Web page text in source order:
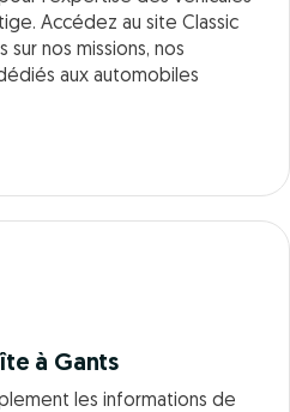
Accédez au site Classic
sur nos missions, nos
aux automobiles
à Gants
les informations de